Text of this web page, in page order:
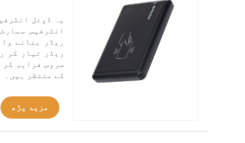
انٹرفیس
ریڈر تیار کر
سروس فراہم
کے منتظر ہیں۔
مزید پڑھ